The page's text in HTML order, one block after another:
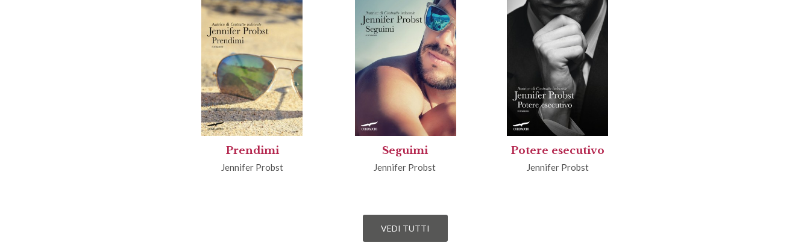
Prendimi
Jennifer Probst
Seguimi
Jennifer Probst
Potere esecutivo
Jennifer Probst
VEDI TUTTI